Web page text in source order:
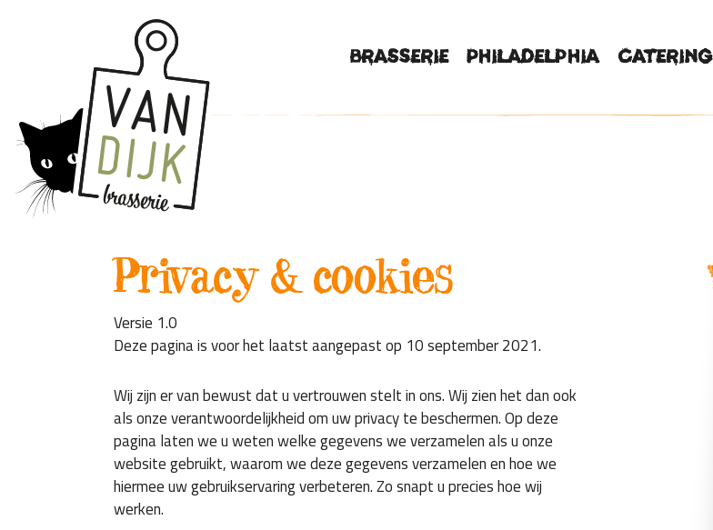
Brasserie Philadelphia Catering
Privacy & cookies
Versie 1.0
Deze pagina is voor het laatst aangepast op 10 september 2021.
Wij zijn er van bewust dat u vertrouwen stelt in ons. Wij zien het dan ook
als onze verantwoordelijkheid om uw privacy te beschermen. Op deze
pagina laten we u weten welke gegevens we verzamelen als u onze
website gebruikt, waarom we deze gegevens verzamelen en hoe we
hiermee uw gebruikservaring verbeteren. Zo snapt u precies hoe wij
werken.